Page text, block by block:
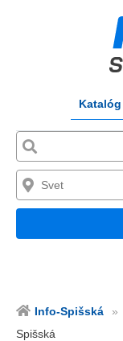
Katalóg
Info-Spišská
Spišská